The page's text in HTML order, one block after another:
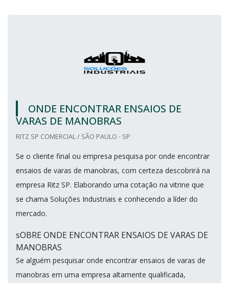
ONDE ENCONTRAR ENSAIOS DE
VARAS DE MANOBRAS
RITZ SP COMERCIAL / SÃO PAULO - SP
Se o cliente final ou empresa pesquisa por onde encontrar
ensaios de varas de manobras, com certeza descobrirá na
empresa Ritz SP. Elaborando uma cotação na vitrine que
se chama Soluções Industriais e conhecendo a líder do
mercado.
sOBRE ONDE ENCONTRAR ENSAIOS DE VARAS DE
MANOBRAS
Se alguém pesquisar onde encontrar ensaios de varas de
manobras em uma empresa altamente qualificada,